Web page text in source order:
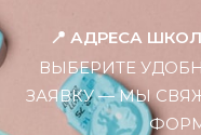
📍 АДРЕСА ШКОЛ
ВЫБЕРИТЕ
ЗАЯВКУ — МЫ